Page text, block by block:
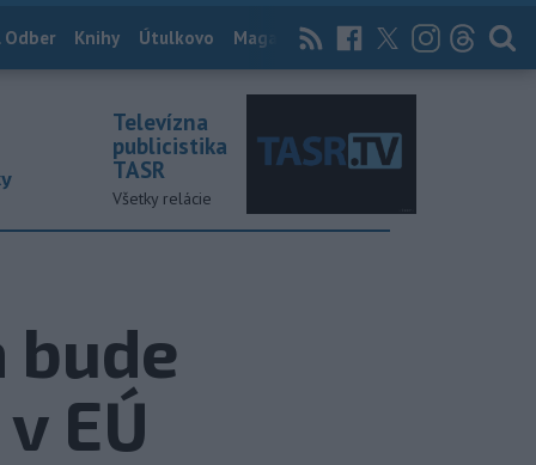
Odber Knihy Útulkovo Magazín News Now Archív
Televízna
publicistika
TASR
Všetky relácie
bude
EÚ